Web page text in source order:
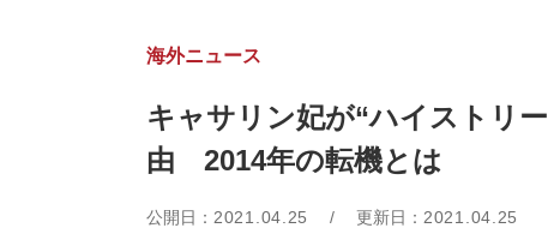
海外ニュース
キャサリン妃が“ハイストリ
由 2014年の転機とは
公開日： 2021.04.25 / 更新日： 2021.04.25